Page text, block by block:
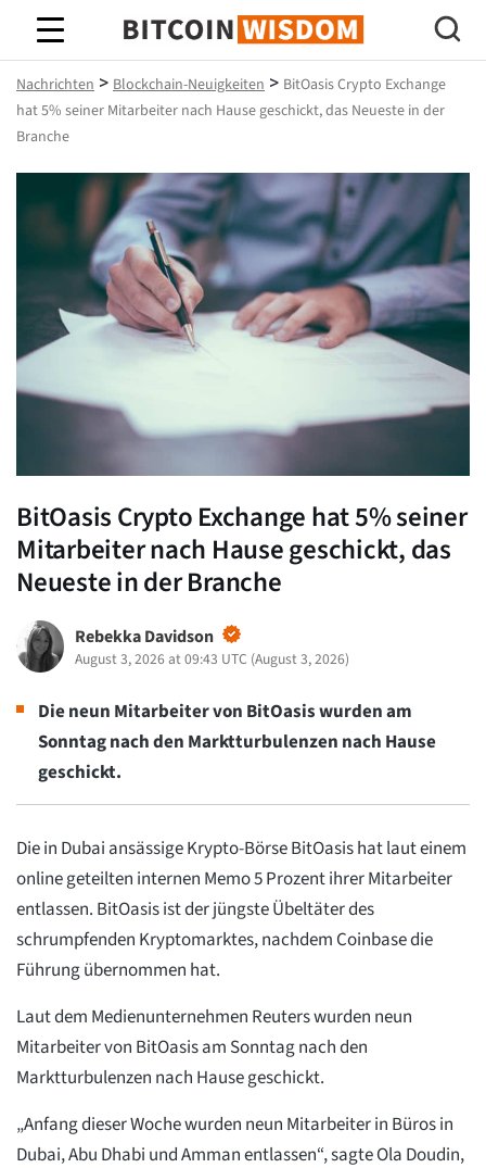
Bitcoin-Weisheit
Nachrichten > Blockchain-Neuigkeiten > BitOasis Crypto Exchange
hat 5% seiner Mitarbeiter nach Hause geschickt, das Neueste in der
Branche
BitOasis Crypto Exchange hat 5% seiner
Mitarbeiter nach Hause geschickt, das
Neueste in der Branche
Rebekka Davidson
August 3, 2026 at 09:43 UTC (August 3, 2026)
Die neun Mitarbeiter von BitOasis wurden am
Sonntag nach den Marktturbulenzen nach Hause
geschickt.
Die in Dubai ansässige Krypto-Börse BitOasis hat laut einem
online geteilten internen Memo 5 Prozent ihrer Mitarbeiter
entlassen. BitOasis ist der jüngste Übeltäter des
schrumpfenden Kryptomarktes, nachdem Coinbase die
Führung übernommen hat.
Laut dem Medienunternehmen Reuters wurden neun
Mitarbeiter von BitOasis am Sonntag nach den
Marktturbulenzen nach Hause geschickt.
„Anfang dieser Woche wurden neun Mitarbeiter in Büros in
Dubai, Abu Dhabi und Amman entlassen“, sagte Ola Doudin,